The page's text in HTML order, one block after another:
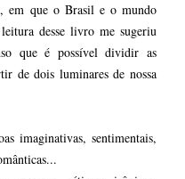
em que o Brasil e o mundo
desse livro me sugeriu
que é possível dividir as
de dois luminares de nossa
imaginativas, sentimentais,